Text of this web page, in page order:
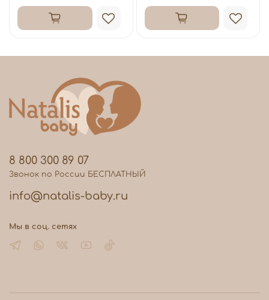
8 800 300 89 07
Звонок по России БЕСПЛАТНЫЙ
info@natalis-baby.ru
Мы в соц. сетях